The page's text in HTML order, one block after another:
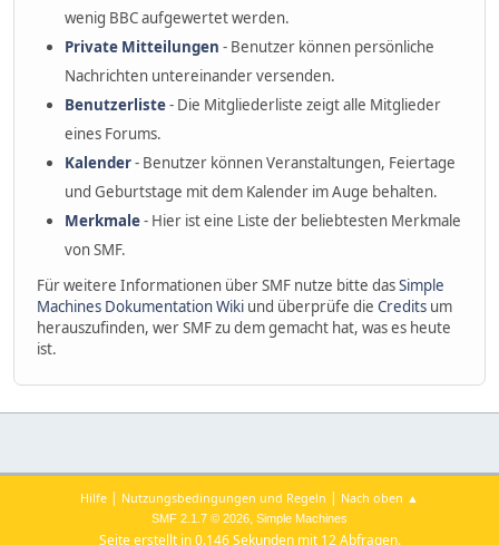
wenig BBC aufgewertet werden.
Private Mitteilungen - Benutzer können persönliche
Nachrichten untereinander versenden.
Benutzerliste- Die Mitgliederliste zeigt alle Mitglieder
eines Forums.
Kalender- Benutzer können Veranstaltungen, Feiertage
und Geburtstage mit dem Kalender im Auge behalten.
Merkmale- Hier ist eine Liste der beliebtesten Merkmale
von SMF.
Für weitere Informationen über SMF nutze bitte dasSimple
Machines Dokumentation Wiki und überprüfe die Credits um
herauszufinden, wer SMF zu dem gemacht hat, was es heute
ist.
Hilfe | Nutzungsbedingungen und Regeln | Nach oben ▲
SMF 2.1.7 © 2026, Simple Machines
Seite erstellt in 0.146 Sekunden mit 12 Abfragen.